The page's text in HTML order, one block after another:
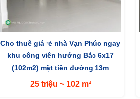
Cho thuê giá rẻ nhà Vạn Phúc ngay
khu công viên hướng Bắc 6x17
(102m2) mặt tiền đường 13m
25 triệu ~ 102 m²